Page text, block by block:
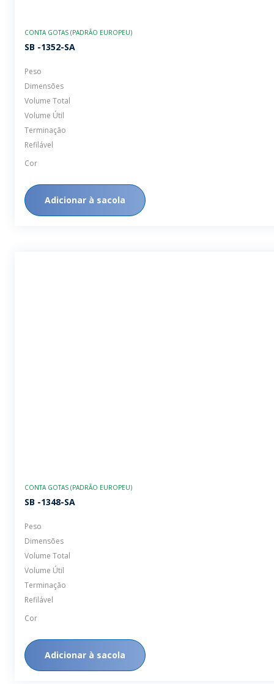
CONTA GOTAS (PADRÃO EUROPEU)
SB -1352-SA
Peso
Dimensões
Volume Total
Volume Útil
Terminação
Refilável
Cor
Adicionar à sacola
CONTA GOTAS (PADRÃO EUROPEU)
SB -1348-SA
Peso
Dimensões
Volume Total
Volume Útil
Terminação
Refilável
Cor
Adicionar à sacola